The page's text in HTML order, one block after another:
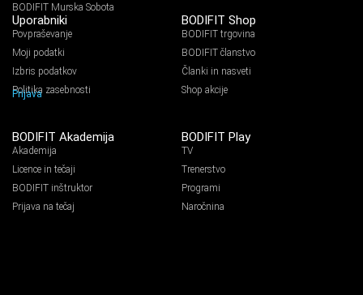
BODIFIT Murska Sobota
Uporabniki
Povpraševanje
Moji podatki
Izbris podatkov
Politika zasebnosti
Prijava
BODIFIT Shop
BODIFIT trgovina
BODIFIT članstvo
Članki in nasveti
Shop akcije
BODIFIT Akademija
Akademija
Licence in tečaji
BODIFIT inštruktor
Prijava na tečaj
BODIFIT Play
TV
Trenerstvo
Programi
Naročnina